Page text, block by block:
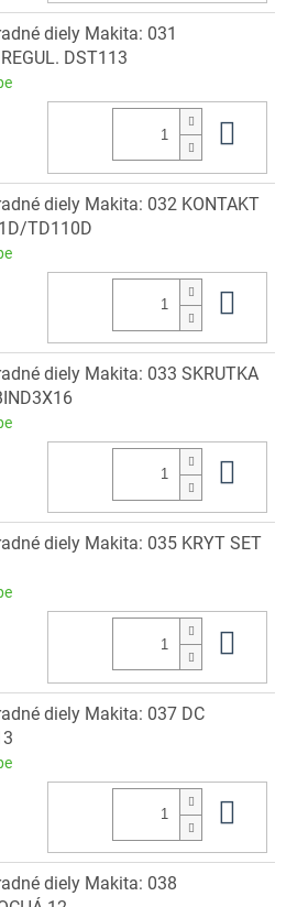
diely Makita: 031
DST113
diely Makita: 032 KONTAKT
TD110D
diely Makita: 033 SKRUTKA
diely Makita: 035 KRYT SET
diely Makita: 037 DC
diely Makita: 038